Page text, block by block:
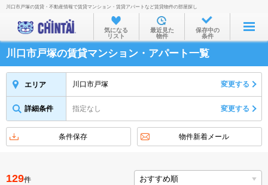
お部屋を探す
沿線・駅から
住所から
物件特集から
不動産会社から
TOP
川口市戸塚の賃貸・不動産情報で賃貸マンション・賃貸アパートなど賃貸物件の部屋探し
気になる
リスト
最近見た
物件
保存中の
条件
川口市戸塚の賃貸マンション・アパート一覧
エリア 川口市戸塚 変更する
詳細条件 指定なし 変更する
条件保存 物件新着メール
129件